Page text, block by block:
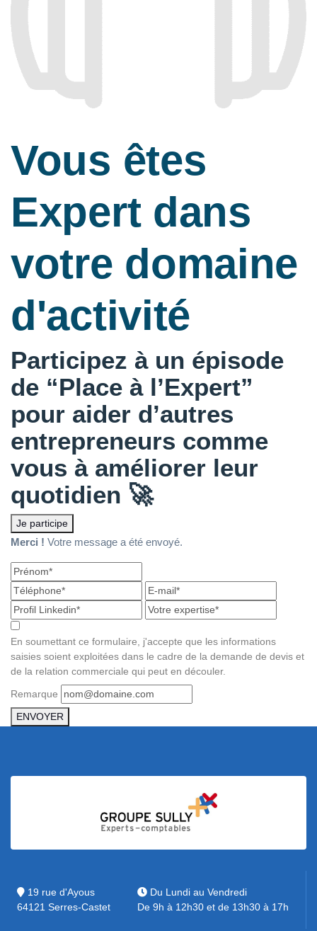
Vous êtes
Expert dans
votre domaine
d'activité
Participez à un épisode
de “Place à l’Expert”
pour aider d’autres
entrepreneurs comme
vous à améliorer leur
quotidien 🚀
Je participe
Merci ! Votre message a été envoyé.
En soumettant ce formulaire, j'accepte que les informations
saisies soient exploitées dans le cadre de la demande de devis et
de la relation commerciale qui peut en découler.
Remarque
ENVOYER
19 rue d'Ayous
64121 Serres-Castet
Du Lundi au Vendredi
De 9h à 12h30 et de 13h30 à 17h